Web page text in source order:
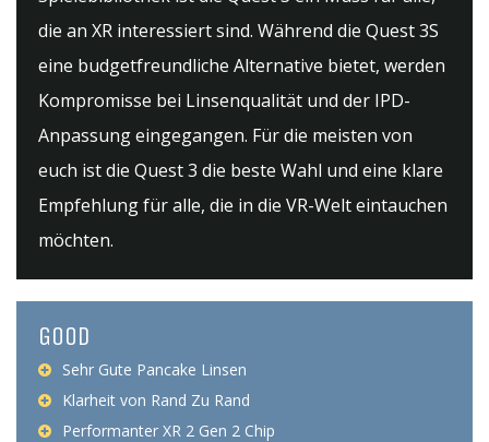
die an XR interessiert sind. Während die Quest 3S
eine budgetfreundliche Alternative bietet, werden
Kompromisse bei Linsenqualität und der IPD-
Anpassung eingegangen. Für die meisten von
euch ist die Quest 3 die beste Wahl und eine klare
Empfehlung für alle, die in die VR-Welt eintauchen
möchten.
GOOD
Sehr Gute Pancake Linsen
Klarheit von Rand Zu Rand
Performanter XR 2 Gen 2 Chip